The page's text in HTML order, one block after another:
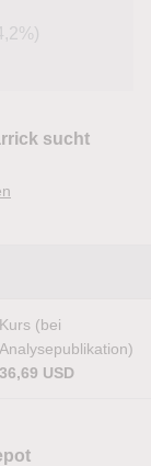
sucht
Kurs (bei
Analysepublikation)
36,69 USD